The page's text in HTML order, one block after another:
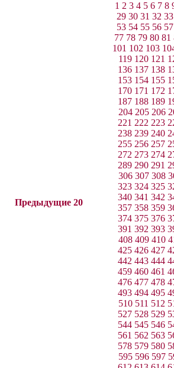
Предыдущие 20
1 2 3 4 5 6 7 8
29 30 31 32 33
53 54 55 56 57
77 78 79 80 81
101 102 103
119 120 121
136 137 138
153 154 155
170 171 172
187 188 189
204 205 206
221 222 223
238 239 240
255 256 257
272 273 274
289 290 291
306 307 308
323 324 325
340 341 342
357 358 359
374 375 376
391 392 393
408 409 410
425 426 427
442 443 444
459 460 461
476 477 478
493 494 495
510 511 512
527 528 529
544 545 546
561 562 563
578 579 580
595 596 597